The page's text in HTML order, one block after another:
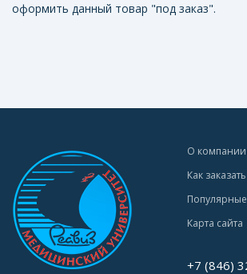
оформить данный товар "под заказ".
О компании
Как заказать
Карта сайта
+7 (846)